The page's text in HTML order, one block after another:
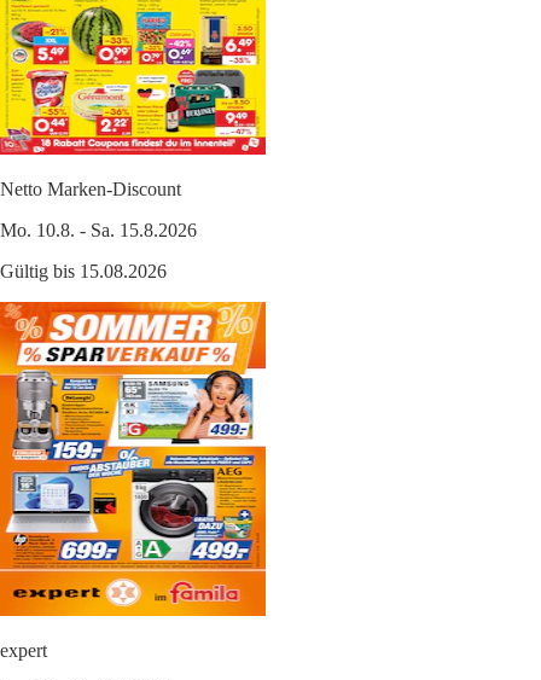
Netto Marken-Discount
Mo. 10.8. - Sa. 15.8.2026
Gültig bis 15.08.2026
expert